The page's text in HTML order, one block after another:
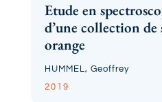
Etude en
d’une collection de
orange
HUMMEL, Geoffrey
2019